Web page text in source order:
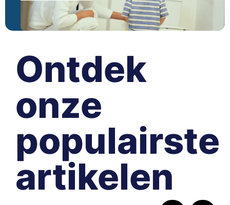
Zindelijkheidstraining en duurzaamheid
Wanneer starten met potje?
Zindelijkheidstraining en duurzaamheid
Zindelijkheidstraining en duurzaamheid
Ontdek
onze
populairste
artikelen